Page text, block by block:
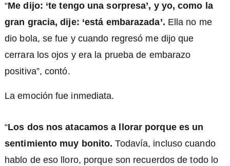
“Me dijo: ‘te tengo una sorpresa’, y yo, como la
gran gracia, dije: ‘está embarazada’. Ella no me
dio bola, se fue y cuando regresó me dijo que
cerrara los ojos y era la prueba de embarazo
positiva”, contó.
La emoción fue inmediata.
“Los dos nos atacamos a llorar porque es un
sentimiento muy bonito.Todavía, incluso cuando
hablo de eso lloro, porque son recuerdos de todo lo